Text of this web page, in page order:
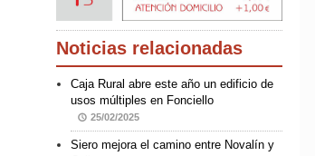
Noticias relacionadas
Caja Rural abre este año un edificio de
usos múltiples en Fonciello
25/02/2025
Siero mejora el camino entre Novalín y